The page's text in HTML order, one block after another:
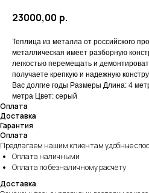
23000,00 р.
Теплица из металла от российского
металлическая имеет разборную
легкостью перемещать и
получаете крепкую и надежную
Вас долгие годы Размеры Длина: 4
метра Цвет: серый
Оплата
Доставка
Гарантия
Оплата
Предлагаем нашим клиентам удобные
Оплата наличными
Оплата по безналичному расчету
Доставка